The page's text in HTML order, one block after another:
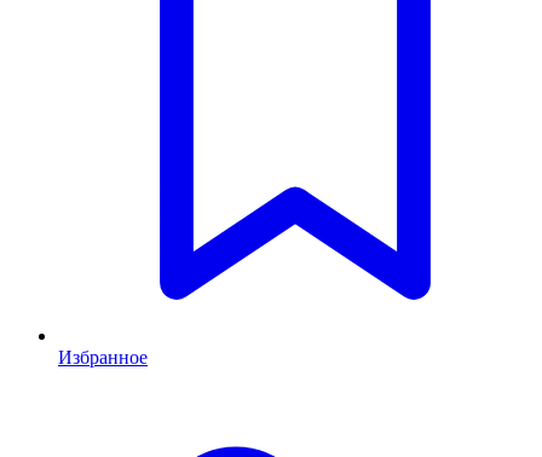
Избранное